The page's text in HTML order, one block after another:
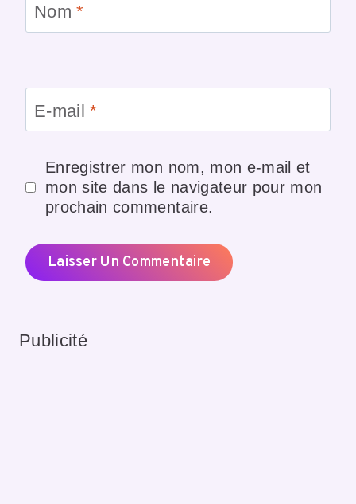
Nom*
E-mail*
Enregistrer mon nom, mon e-mail et
mon site dans le navigateur pour mon
prochain commentaire.
Publicité